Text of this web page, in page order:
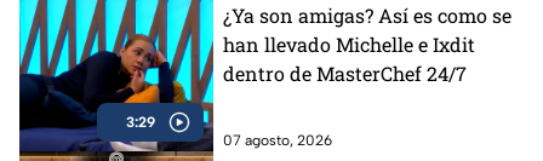
3:29
¿Ya son amigas? Así es como se
han llevado Michelle e Ixdit
dentro de MasterChef 24/7
07 agosto, 2026